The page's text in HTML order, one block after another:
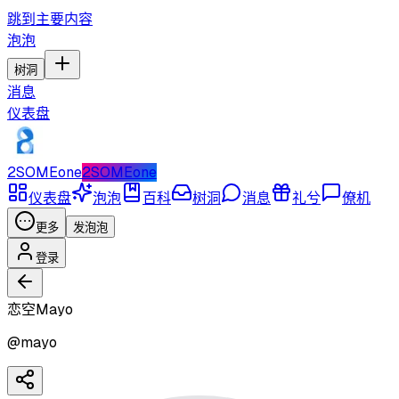
跳到主要内容
泡泡
树洞
消息
仪表盘
2SOMEone2SOMEone
仪表盘
泡泡 百科 树洞 消息 礼兮 僚机
更多 发泡泡
登录
恋空Mayo
@mayo